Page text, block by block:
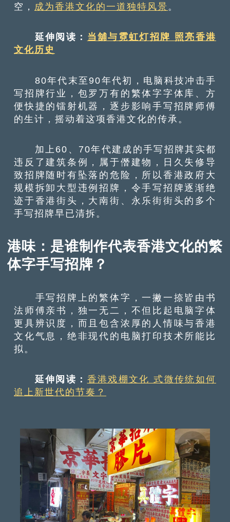
空， 成为香港文化的一道独特风景。
延伸阅读： 当舖与霓虹灯招牌 照亮香港
文化历史
80年代末至90年代初，电脑科技冲击手
写招牌行业，包罗万有的繁体字字体库、方
便快捷的镭射机器，逐步影响手写招牌师傅
的生计，摇动着这项香港文化的传承。
加上60、70年代建成的手写招牌其实都
违反了建筑条例，属于僭建物，日久失修导
致招牌随时有坠落的危险，所以香港政府大
规模拆卸大型违例招牌，令手写招牌逐渐绝
迹于香港街头，大南街、永乐街街头的多个
手写招牌早已清拆。
港味：是谁制作代表香港文化的繁
体字手写招牌？
手写招牌上的繁体字，一撇一捺皆由书
法师傅亲书，独一无二，不但比起电脑字体
更具辨识度，而且包含浓厚的人情味与香港
文化气息，绝非现代的电脑打印技术所能比
拟。
延伸阅读： 香港戏棚文化 式微传统如何
追上新世代的节奏？